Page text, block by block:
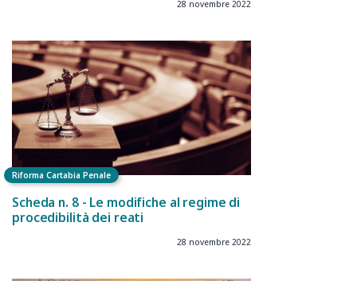
28 novembre 2022
Riforma Cartabia Penale
Scheda n. 8 - Le modifiche al regime di
procedibilità dei reati
28 novembre 2022